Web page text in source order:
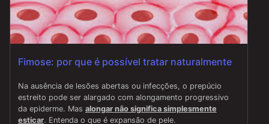
Fimose: por que é possível tratar naturalmente
Na ausência de lesões abertas ou infecções, o prepúcio
estreito pode ser alargado com alongamento progressivo
da epiderme. Mas alongar não significa simplesmente
esticar. Entenda o que é expansão de pele.